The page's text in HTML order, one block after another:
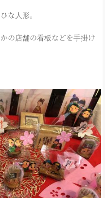
な人形。
の店舗の看板などを手掛け